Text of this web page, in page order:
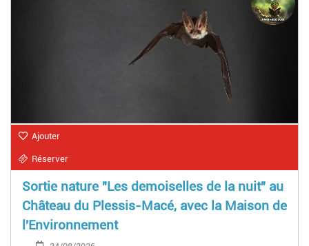
Ajouter
Réserver
Sortie nature "Les demoiselles de la nuit" au
Château du Plessis-Macé, avec la Maison de
l'Environnement